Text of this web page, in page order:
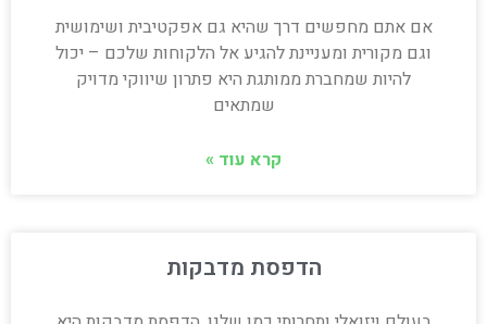
אם אתם מחפשים דרך שהיא גם אפקטיבית ושימושית
וגם מקורית ומעניינת להגיע אל הלקוחות שלכם – יכול
להיות שמחברת ממותגת היא פתרון שיווקי מדויק
שמתאים
קרא עוד »
הדפסת מדבקות